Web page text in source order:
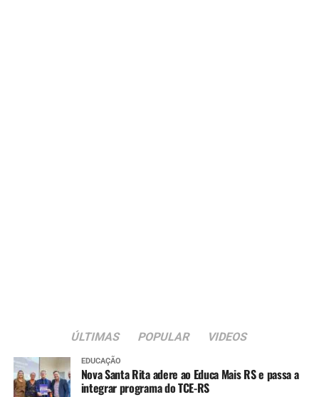
ÚLTIMAS POPULAR VIDEOS
EDUCAÇÃO
Nova Santa Rita adere ao Educa Mais RS e passa a
integrar programa do TCE-RS